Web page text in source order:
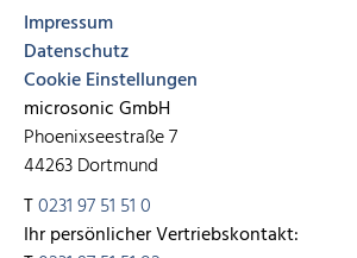
Impressum
Datenschutz
Cookie Einstellungen
microsonic GmbH
Phoenixseestraße 7
44263 Dortmund
T0231 97 51 51 0
Ihr persönlicher Vertriebskontakt: